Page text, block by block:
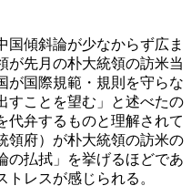
国傾斜論が少なからず広ま
が先月の朴大統領の訪米当
が国際規範・規則を守らな
すことを望む」と述べたの
代弁するものと理解されて
領府）が朴大統領の訪米の
の払拭」を挙げるほどであ
レスが感じられる。